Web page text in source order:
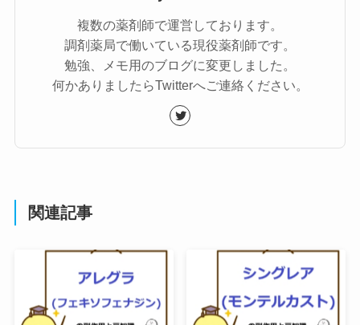
複数の薬剤師で運営しております。
調剤薬局で働いている現役薬剤師です。
勉強、メモ用のブログに変更しました。
何かありましたらTwitterへご連絡ください。
関連記事